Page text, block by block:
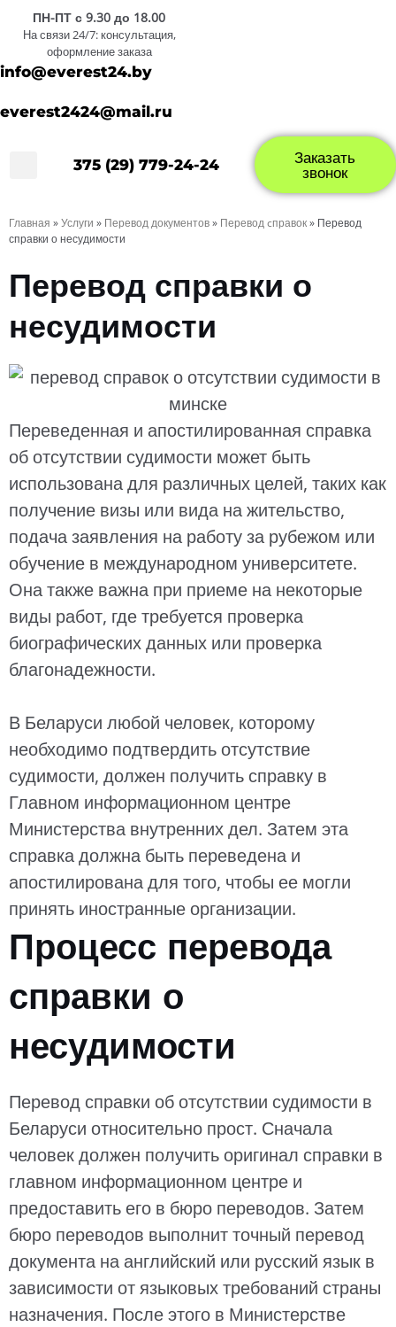
ПН-ПТ с 9.30 до 18.00
На связи 24/7: консультация,
оформление заказа
info@everest24.by
everest2424@mail.ru
375 (29) 779-24-24 Заказать
звонок
Главная »Услуги » Перевод документов» Перевод cправок» Перевод
справки о несудимости
Перевод справки о
несудимости
Переведенная и апостилированная справка
об отсутствии судимости может быть
использована для различных целей, таких как
получение визы или вида на жительство,
подача заявления на работу за рубежом или
обучение в международном университете.
Она также важна при приеме на некоторые
виды работ, где требуется проверка
биографических данных или проверка
благонадежности.
В Беларуси любой человек, которому
необходимо подтвердить отсутствие
судимости, должен получить справку в
Главном информационном центре
Министерства внутренних дел. Затем эта
справка должна быть переведена и
апостилирована для того, чтобы ее могли
принять иностранные организации.
Процесс перевода
справки о
несудимости
Перевод справки об отсутствии судимости в
Беларуси относительно прост. Сначала
человек должен получить оригинал справки в
главном информационном центре и
предоставить его в бюро переводов. Затем
бюро переводов выполнит точный перевод
документа на английский или русский язык в
зависимости от языковых требований страны
назначения. После этого в Министерстве